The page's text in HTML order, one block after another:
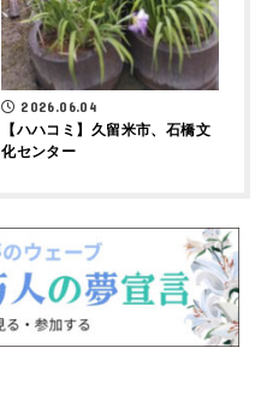
2026.06.04
【ハハコミ】久留米市、石橋文
化センター